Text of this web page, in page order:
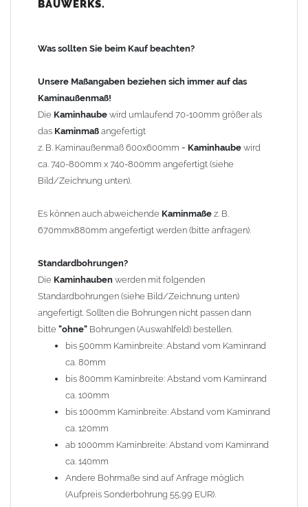
100mm
120mm
140mm
Andere Bohrmaße sind auf Anfrage möglich (Aufpreis
Sonderbohrung 55,99 EUR).
Befestigung/Stützen
Kaminhaubewird inkl. EdelstahlBefestigungsmaterial
geliefert. Die Standardflachstützen sind aus
beträgt ca. 25cm bis 30cm. DieKaminhaubekann mit längeren
Stützen bis Höhe 450mm geliefert werden (Aufpreis 42,89 EUR).
Kaminkopfabdeckung
Kaminhaubewirdohne Kaminkopfabdeckung
Kaminkopfabdeckungenfinden Sie unter "Kaminabdeckung
Es stehen insgesamt 20 verschiedene Typen zur Auswahl. Bitte
Auswahlfeldangeben.
Standardhauben siehe Auswahlfeld: 01 Haus,03 Welle
(unser Topseller)
Laube, 13 Schwalbe, 14 Sattel Welle, 15 Welle 90° gedreht,
17 Dach, 18 Plafond 2, 19 S-Line, 20 Pult
Typ 07 (Welle hoch) und 08 (Doppel Welle) haben einen
Aufpreis von 20% (bitte anfragen - Bestellung nicht über
Shop möglich).
Die Typen 02 (Bogen), 06 (Krempe), 09 (Pagode), 10
BAUWERKS.
Was sollten Sie beim Kauf beachten?
Unsere Maßangaben beziehen sich immer auf das
Kaminaußenmaß!
Die Kaminhaube wird umlaufend 70-100mm größer als
das Kaminmaß angefertigt
z. B. Kaminaußenmaß 600x600mm = Kaminhaube wird
ca. 740-800mm x 740-800mm angefertigt (siehe
Bild/Zeichnung unten).
Es können auch abweichende Kaminmaße z. B.
670mmx880mm angefertigt werden (bitte anfragen).
Standardbohrungen?
Die Kaminhauben werden mit folgenden
Standardbohrungen (siehe Bild/Zeichnung unten)
angefertigt. Sollten die Bohrungen nicht passen dann
bitte "ohne" Bohrungen (Auswahlfeld) bestellen.
bis 500mm Kaminbreite: Abstand vom Kaminrand
ca. 80mm
bis 800mm Kaminbreite: Abstand vom Kaminrand
ca. 100mm
bis 1000mm Kaminbreite: Abstand vom Kaminrand
ca. 120mm
ab 1000mm Kaminbreite: Abstand vom Kaminrand
ca. 140mm
Andere Bohrmaße sind auf Anfrage möglich
(Aufpreis Sonderbohrung 55,99 EUR).